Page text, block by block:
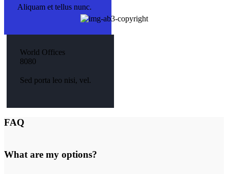
Aliquam et tellus nunc.
World Offices
8080
Sed porta leo nisi, vel.
FAQ
What are my options?